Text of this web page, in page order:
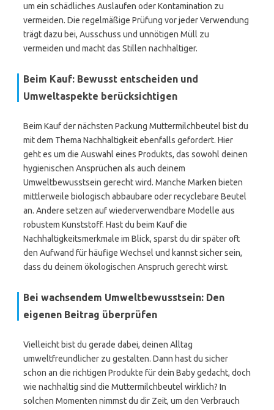
um ein schädliches Auslaufen oder Kontamination zu
vermeiden. Die regelmäßige Prüfung vor jeder Verwendung
trägt dazu bei, Ausschuss und unnötigen Müll zu
vermeiden und macht das Stillen nachhaltiger.
Beim Kauf: Bewusst entscheiden und
Umweltaspekte berücksichtigen
Beim Kauf der nächsten Packung Muttermilchbeutel bist du
mit dem Thema Nachhaltigkeit ebenfalls gefordert. Hier
geht es um die Auswahl eines Produkts, das sowohl deinen
hygienischen Ansprüchen als auch deinem
Umweltbewusstsein gerecht wird. Manche Marken bieten
mittlerweile biologisch abbaubare oder recyclebare Beutel
an. Andere setzen auf wiederverwendbare Modelle aus
robustem Kunststoff. Hast du beim Kauf die
Nachhaltigkeitsmerkmale im Blick, sparst du dir später oft
den Aufwand für häufige Wechsel und kannst sicher sein,
dass du deinem ökologischen Anspruch gerecht wirst.
Bei wachsendem Umweltbewusstsein: Den
eigenen Beitrag überprüfen
Vielleicht bist du gerade dabei, deinen Alltag
umweltfreundlicher zu gestalten. Dann hast du sicher
schon an die richtigen Produkte für dein Baby gedacht, doch
wie nachhaltig sind die Muttermilchbeutel wirklich? In
solchen Momenten nimmst du dir Zeit, um den Verbrauch